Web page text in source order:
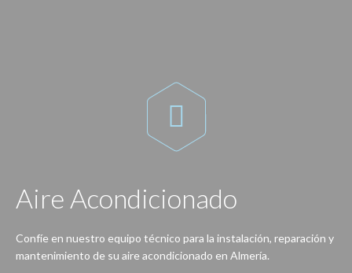

Aire Acondicionado
Confíe en nuestro equipo técnico para la instalación, reparación y
mantenimiento de su aire acondicionado en Almería.